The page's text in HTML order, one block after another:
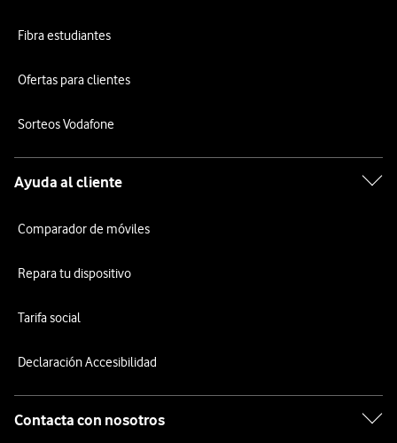
Fibra estudiantes
Ofertas para clientes
Sorteos Vodafone
Ayuda al cliente
Comparador de móviles
Repara tu dispositivo
Tarifa social
Declaración Accesibilidad
Contacta con nosotros